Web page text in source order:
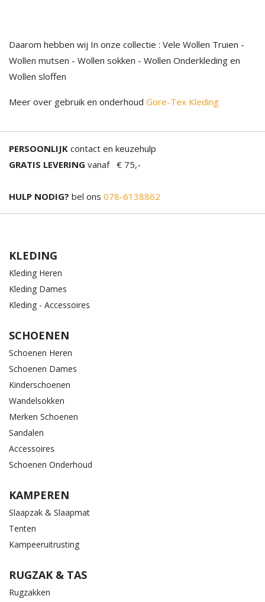
Daarom hebben wij In onze collectie : Vele Wollen Truien -
Wollen mutsen - Wollen sokken - Wollen Onderkleding en
Wollen sloffen
Meer over gebruik en onderhoud Gore-Tex Kleding
PERSOONLIJK contact en keuzehulp
GRATIS LEVERING vanaf € 75,-
HULP NODIG? bel ons 078-6138862
KLEDING
Kleding Heren
Kleding Dames
Kleding - Accessoires
SCHOENEN
Schoenen Heren
Schoenen Dames
Kinderschoenen
Wandelsokken
Merken Schoenen
Sandalen
Accessoires
Schoenen Onderhoud
KAMPEREN
Slaapzak & Slaapmat
Tenten
Kampeeruitrusting
RUGZAK & TAS
Rugzakken